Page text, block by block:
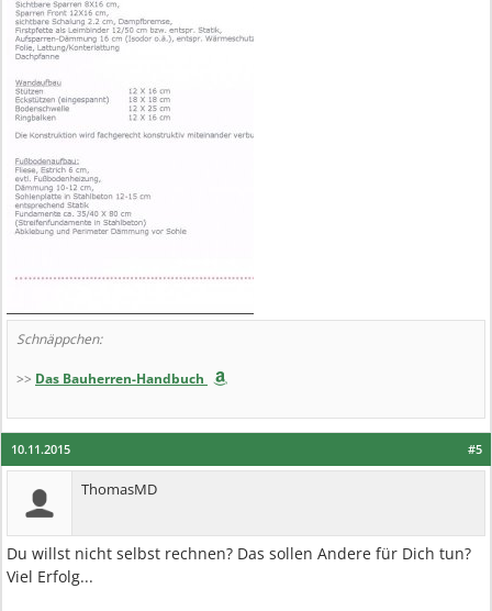
Schnäppchen:
>> Das Bauherren-Handbuch
#5
10.11.2015
ThomasMD
Du willst nicht selbst rechnen? Das sollen Andere für Dich tun?
Viel Erfolg...